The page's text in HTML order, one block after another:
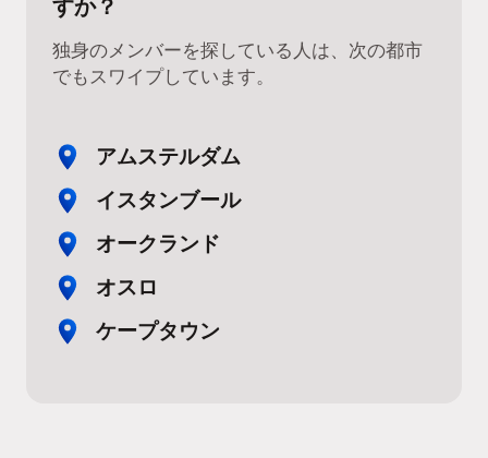
独身のメンバーを探している人は、次の都市
でもスワイプしています。
アムステルダム
イスタンブール
オークランド
オスロ
ケープタウン